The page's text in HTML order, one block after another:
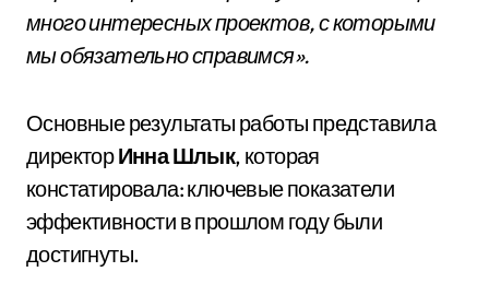
много интересных проектов, с которыми
мы обязательно справимся».
Основные результаты работы представила
директорИнна Шлык, которая
констатировала: ключевые показатели
эффективности в прошлом году были
достигнуты.